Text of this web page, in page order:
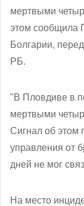
мертвыми
этом сообщила
Болгарии,
РБ.
"В Пловдиве в
мертвыми
Сигнал об этом
управления от
дней не мог
На место